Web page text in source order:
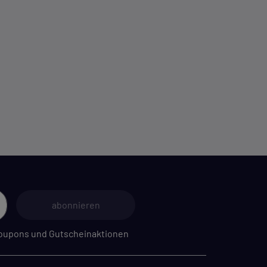
abonnieren
und Gutscheinaktionen